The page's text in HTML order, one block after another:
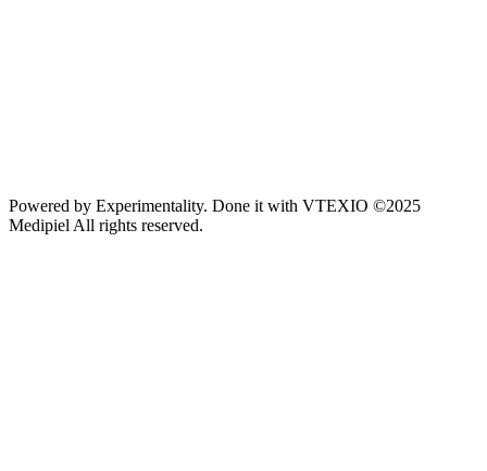
Powered by Experimentality. Done it with VTEXIO ©2025
Medipiel All rights reserved.